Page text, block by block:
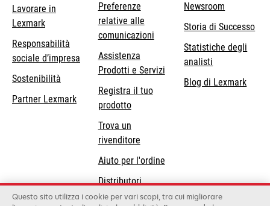
Lavorare in
Lexmark
Responsabilità
sociale d’impresa
scheda
Sostenibilità
Partner Lexmark
Preferenze
relative alle
comunicazioni
Assistenza
Prodotti e Servizi
Registra il tuo
prodotto
Trova un
rivenditore
Aiuto per l'ordine
Distributori
Lexmark
Newsroom
Storia di Successo
Statistiche degli
analisti
Blog di Lexmark
Questo sito utilizza i cookie per vari scopi, tra cui migliorare